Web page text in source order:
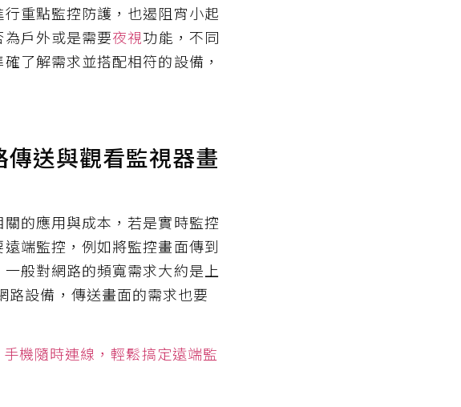
重點監控防護，也遏阻宵小起
戶外或是需要夜視功能，不同
了解需求並搭配相符的設備，
送與觀看監視器畫
的應用與成本，若是實時監控
端監控，例如將監控畫面傳到
般對網路的頻寬需求大約是上
設備，傳送畫面的需求也要
機隨時連線，輕鬆搞定遠端監